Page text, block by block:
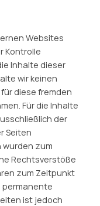
Websites
Kontrolle
Inhalte dieser
wir keinen
diese fremden
Für die Inhalte
der
Seiten
wurden zum
Rechtsverstöße
zum Zeitpunkt
permanente
ist jedoch